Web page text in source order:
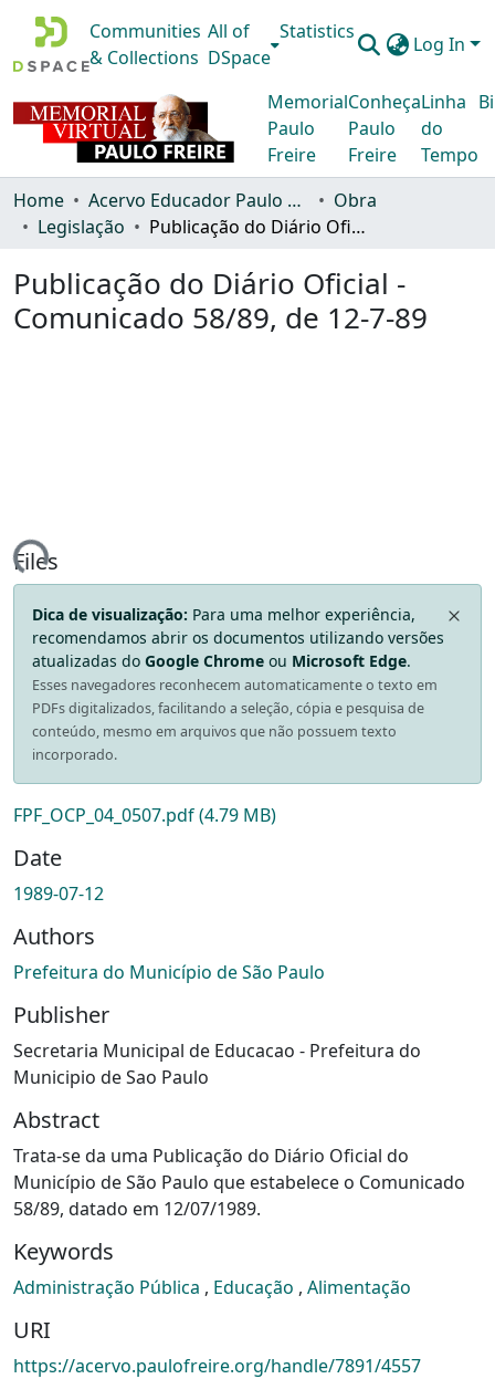
Communities
& Collections
All of
DSpace
Statistics
Log In
Memorial
Paulo
Freire
Conheça
Paulo
Freire
Linha
do
Tempo
Home Acervo Educador Paulo Freire
Obra
Legislação
Publicação do Diário Oficial - Comunicado 58/89, de 12-7-89
Publicação do Diário Oficial -
Comunicado 58/89, de 12-7-89
Files
Dica de visualização: Para uma melhor experiência,
recomendamos abrir os documentos utilizando versões
atualizadas do Google Chrome ou Microsoft Edge.
Esses navegadores reconhecem automaticamente o texto em
PDFs digitalizados, facilitando a seleção, cópia e pesquisa de
conteúdo, mesmo em arquivos que não possuem texto
incorporado.
FPF_OCP_04_0507.pdf(4.79 MB)
Date
1989-07-12
Authors
Prefeitura do Município de São Paulo
Publisher
Secretaria Municipal de Educacao - Prefeitura do
Municipio de Sao Paulo
Abstract
Trata-se da uma Publicação do Diário Oficial do
Município de São Paulo que estabelece o Comunicado
58/89, datado em 12/07/1989.
Keywords
Administração Pública , Educação , Alimentação
URI
https://acervo.paulofreire.org/handle/7891/4557